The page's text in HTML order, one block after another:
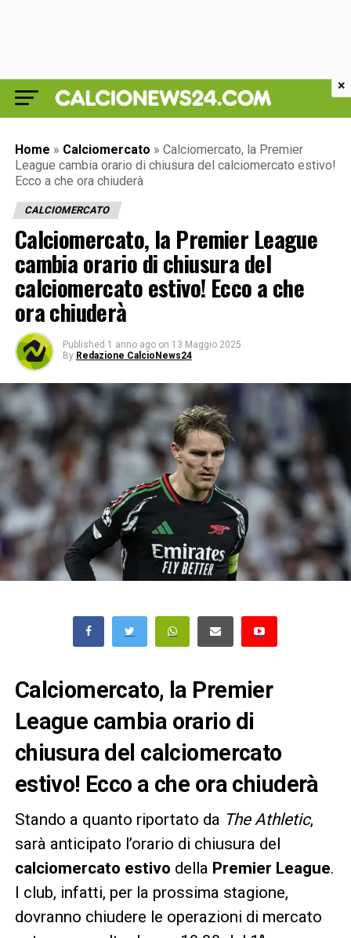
Home » Calciomercato » Calciomercato, la Premier
League cambia orario di chiusura del calciomercato estivo!
Ecco a che ora chiuderà
CALCIOMERCATO
Calciomercato, la Premier League
cambia orario di chiusura del
calciomercato estivo! Ecco a che
ora chiuderà
Published 1 anno ago on 13 Maggio 2025
By Redazione CalcioNews24
Calciomercato, la Premier
League cambia orario di
chiusura del calciomercato
estivo! Ecco a che ora chiuderà
Stando a quanto riportato da The Athletic,
sarà anticipato l’orario di chiusura del
calciomercato estivo della Premier League.
I club, infatti, per la prossima stagione,
dovranno chiudere le operazioni di mercato
×